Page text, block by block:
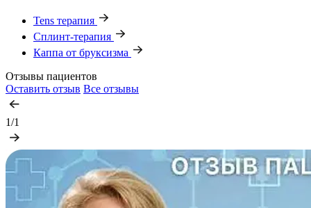
Tens терапия
Сплинт-терапия
Каппа от бруксизма
Отзывы пациентов
Оставить отзыв Все отзывы
1/1